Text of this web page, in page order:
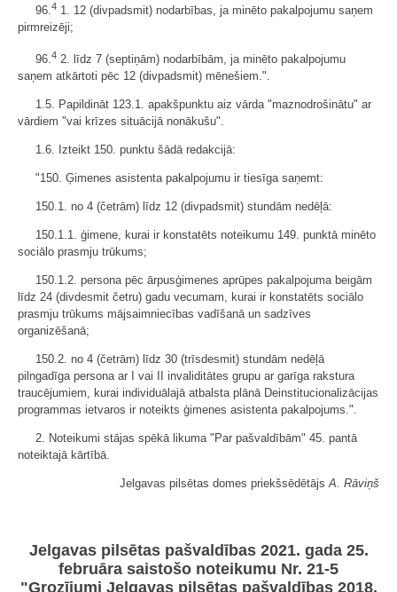
96. 4 1. 12 (divpadsmit) nodarbības, ja minēto pakalpojumu saņem
pirmreizēji;
96.4 2. līdz 7 (septiņām) nodarbībām, ja minēto pakalpojumu
saņem atkārtoti pēc 12 (divpadsmit) mēnešiem.".
1.5. Papildināt 123.1. apakšpunktu aiz vārda "maznodrošinātu" ar
vārdiem "vai krīzes situācijā nonākušu".
1.6. Izteikt 150. punktu šādā redakcijā:
"150. Ģimenes asistenta pakalpojumu ir tiesīga saņemt:
150.1. no 4 (četrām) līdz 12 (divpadsmit) stundām nedēļā:
150.1.1. ģimene, kurai ir konstatēts noteikumu 149. punktā minēto
sociālo prasmju trūkums;
150.1.2. persona pēc ārpusģimenes aprūpes pakalpojuma beigām
līdz 24 (divdesmit četru) gadu vecumam, kurai ir konstatēts sociālo
prasmju trūkums mājsaimniecības vadīšanā un sadzīves
organizēšanā;
150.2. no 4 (četrām) līdz 30 (trīsdesmit) stundām nedēļā
pilngadīga persona ar I vai II invaliditātes grupu ar garīga rakstura
traucējumiem, kurai individuālajā atbalsta plānā Deinstitucionalizācijas
programmas ietvaros ir noteikts ģimenes asistenta pakalpojums.".
2. Noteikumi stājas spēkā likuma "Par pašvaldībām" 45. pantā
noteiktajā kārtībā.
Jelgavas pilsētas domes priekšsēdētājsA. Rāviņš
Jelgavas pilsētas pašvaldības 2021. gada 25.
februāra saistošo noteikumu Nr. 21-5
"Grozījumi Jelgavas pilsētas pašvaldības 2018.